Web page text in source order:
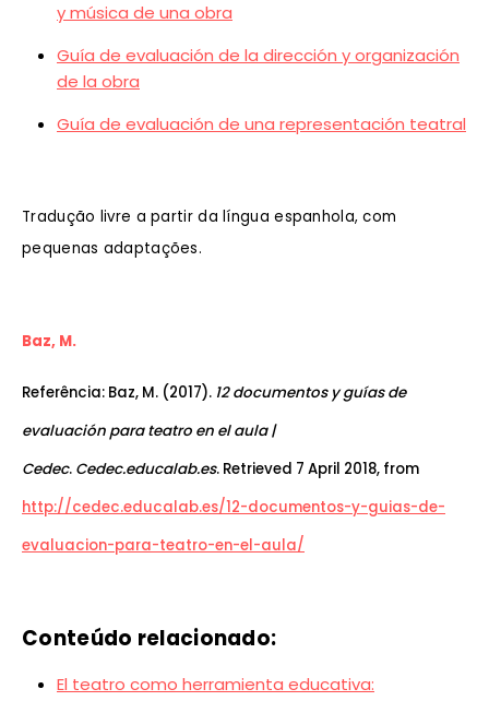
y música de una obra
Guía de evaluación de la dirección y organización
de la obra
Guía de evaluación de una representación teatral
Tradução livre a partir da língua espanhola, com
pequenas adaptações.
Baz, M.
Referência: Baz, M. (2017). 12 documentos y guías de
evaluación para teatro en el aula |
Cedec. Cedec.educalab.es. Retrieved 7 April 2018, from
http://cedec.educalab.es/12-documentos-y-guias-de-
evaluacion-para-teatro-en-el-aula/
Conteúdo relacionado:
El teatro como herramienta educativa: